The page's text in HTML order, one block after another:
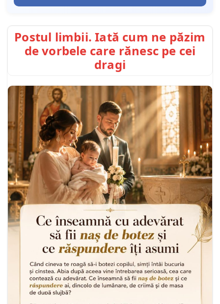
Postul limbii. Iată cum ne păzim
de vorbele care rănesc pe cei
dragi